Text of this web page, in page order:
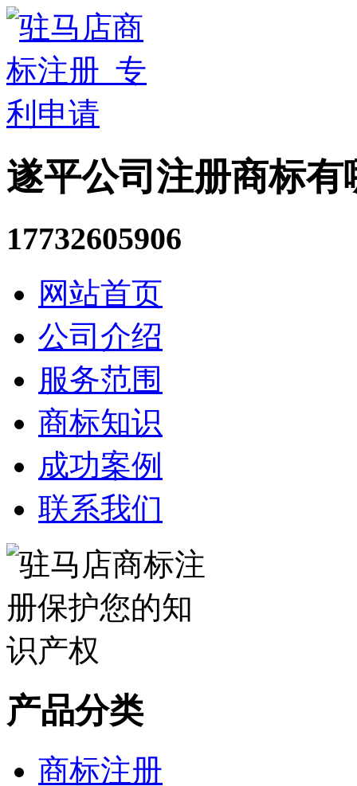
遂平公司注册商标有
17732605906
网站首页
公司介绍
服务范围
商标知识
成功案例
联系我们
产品分类
商标注册